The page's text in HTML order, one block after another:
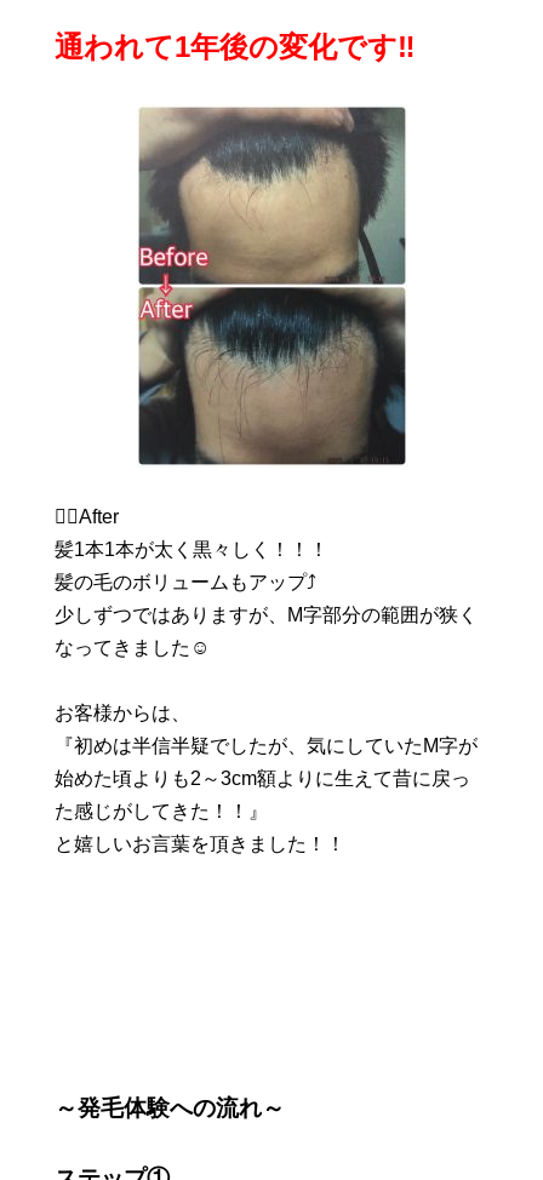
通われて1年後の変化です‼️
💁‍♂After
髪1本1本が太く黒々しく！！！
髪の毛のボリュームもアップ⤴️
少しずつではありますが、M字部分の範囲が狭く
なってきました☺️
お客様からは、
『初めは半信半疑でしたが、気にしていたM字が
始めた頃よりも2～3cm額よりに生えて昔に戻っ
た感じがしてきた！！』
と嬉しいお言葉を頂きました！！
～発毛体験への流れ～